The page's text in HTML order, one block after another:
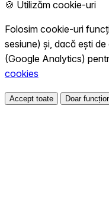
🍪 Utilizăm cookie-uri
Folosim cookie-uri
sesiune) și, dacă ești
(Google Analytics)
cookies
Accept toate Doar